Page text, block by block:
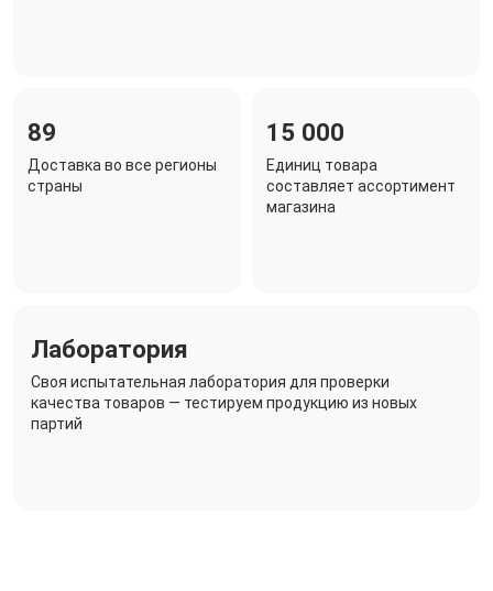
89
Доставка во все регионы
страны
15 000
Единиц товара
составляет ассортимент
магазина
Лаборатория
Своя испытательная лаборатория для проверки
качества товаров — тестируем продукцию из новых
партий